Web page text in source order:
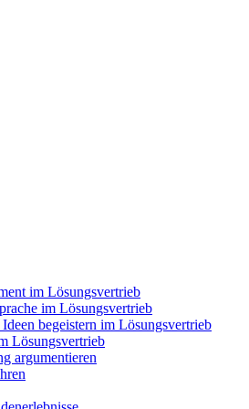
im Lösungsvertrieb
im Lösungsvertrieb
begeistern im Lösungsvertrieb
Lösungsvertrieb
argumentieren